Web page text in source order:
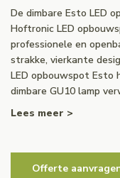
De dimbare Esto LED
Hoftronic LED
professionele en
strakke, vierkante
LED opbouwspot Esto
dimbare GU10 lamp
Lees meer >
Offerte